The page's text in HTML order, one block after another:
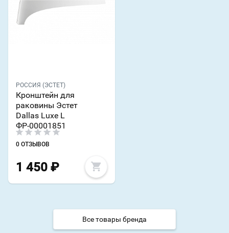
РОССИЯ (ЭСТЕТ)
Кронштейн для
раковины Эстет
Dallas Luxe L
ФР-00001851
0 ОТЗЫВОВ
1 450 ₽
Все товары бренда